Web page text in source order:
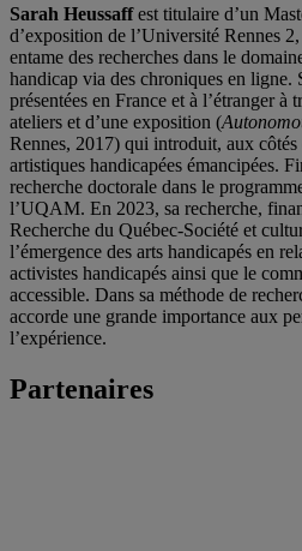
Sarah Heussaffest titulaire d’un
d’exposition de l’Université Rennes
entame des recherches dans le
handicap via des chroniques en ligne.
présentées en France et à l’étranger à
ateliers et d’une exposition (
Rennes, 2017) qui introduit, aux
artistiques handicapées émancipées.
recherche doctorale dans le
l’UQAM. En 2023, sa recherche,
Recherche du Québec-Société et
l’émergence des arts handicapés en
activistes handicapés ainsi que le
accessible. Dans sa méthode de
accorde une grande importance aux
l’expérience.
Partenaires